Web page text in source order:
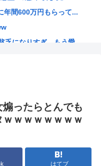
たわけだし給料教えて...
3000万円の新車に買...
2700人以上を研究...
年間600万円もらって...
乏になりすぎ…もう愛...
やが
車を購入させ贅を尽...
女子高生の姿に韓国人...
突いてしまう。「日本人...
PVに張り合うかのよう...
ったらとんでも
ｗｗｗｗｗｗｗ
はてブ